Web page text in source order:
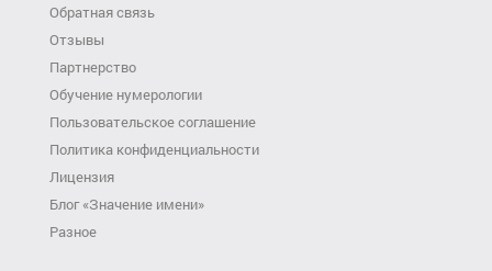
Обратная связь
Отзывы
Партнерство
Обучение нумерологии
Пользовательское соглашение
Политика конфиденциальности
Лицензия
Блог «Значение имени»
Разное